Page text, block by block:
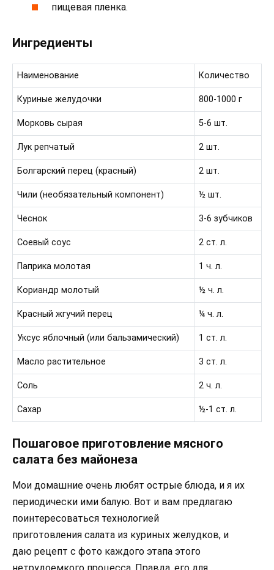
пищевая пленка.
Ингредиенты
Наименование Количество
Куриные желудочки 800-1000 г
Морковь сырая 5-6 шт.
Лук репчатый 2 шт.
Болгарский перец (красный) 2 шт.
Чили (необязательный компонент) ½ шт.
Чеснок 3-6 зубчиков
Соевый соус 2 ст. л.
Паприка молотая 1 ч. л.
Кориандр молотый ½ ч. л.
Красный жгучий перец ¼ ч. л.
Уксус яблочный (или бальзамический) 1 ст. л.
Масло растительное 3 ст. л.
Соль 2 ч. л.
Сахар ½-1 ст. л.
Пошаговое приготовление мясного
салата без майонеза
Мои домашние очень любят острые блюда, и я их
периодически ими балую. Вот и вам предлагаю
поинтересоваться технологией
приготовления салата из куриных желудков, и
даю рецепт с фото каждого этапа этого